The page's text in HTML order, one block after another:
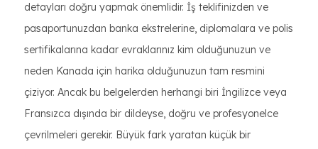
detayları doğru yapmak önemlidir. İş teklifinizden ve
pasaportunuzdan banka ekstrelerine, diplomalara ve polis
sertifikalarına kadar evraklarınız kim olduğunuzun ve
neden Kanada için harika olduğunuzun tam resmini
çiziyor. Ancak bu belgelerden herhangi biri İngilizce veya
Fransızca dışında bir dildeyse, doğru ve profesyonelce
çevrilmeleri gerekir. Büyük fark yaratan küçük bir